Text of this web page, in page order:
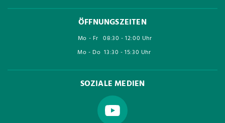
ÖFFNUNGSZEITEN
Mo - Fr 08:30 - 12:00 Uhr
Mo - Do 13:30 - 15:30 Uhr
SOZIALE MEDIEN